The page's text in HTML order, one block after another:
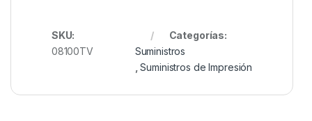
SKU:
08100TV
Categorías:
Suministros
,Suministros de Impresión